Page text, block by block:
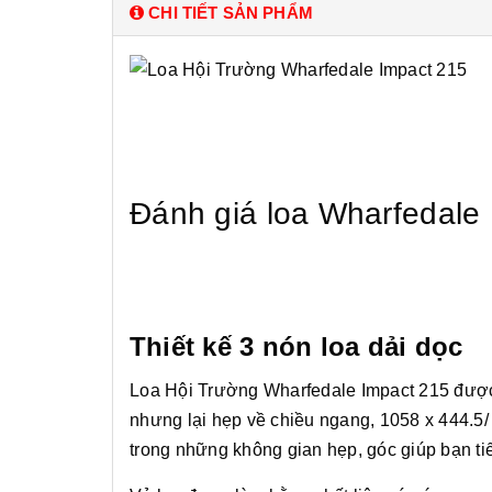
CHI TIẾT SẢN PHẨM
Đánh giá loa Wharfedale
Thiết kế 3 nón loa dải dọc
Loa Hội Trường Wharfedale Impact 215
nhưng lại hẹp về chiều ngang, 1058 x
trong những không gian hẹp, góc giúp bạn